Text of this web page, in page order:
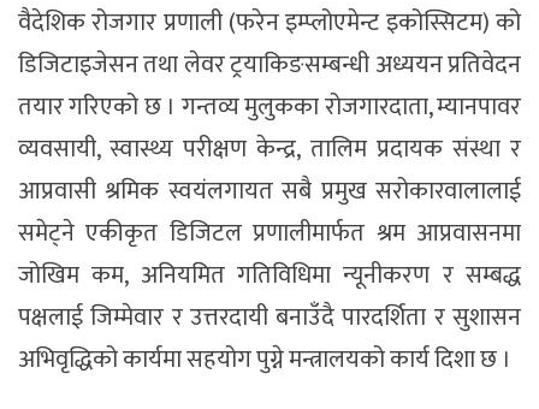
वैदेशिक रोजगार प्रणाली (फरेन इम्प्लोएमेन्ट इकोस्सिटम) को
डिजिटाइजेसन तथा लेवर ट्रयाकिङसम्बन्धी अध्ययन प्रतिवेदन
तयार गरिएको छ । गन्तव्य मुलुकका रोजगारदाता, म्यानपावर
व्यवसायी, स्वास्थ्य परीक्षण केन्द्र, तालिम प्रदायक संस्था र
आप्रवासी श्रमिक स्वयंलगायत सबै प्रमुख सरोकारवालालाई
समेट्ने एकीकृत डिजिटल प्रणालीमार्फत श्रम आप्रवासनमा
जोखिम कम, अनियमित गतिविधिमा न्यूनीकरण र सम्बद्ध
पक्षलाई जिम्मेवार र उत्तरदायी बनाउँदै पारदर्शिता र सुशासन
अभिवृद्धिको कार्यमा सहयोग पुग्ने मन्त्रालयको कार्य दिशा छ ।